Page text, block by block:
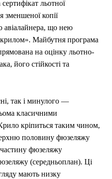
СВІТ ПОЛІТИКА
ТЕХНОЛОГІЇ
СВІТ ПОЛІТИКА
ТЕХНОЛОГІЇ
льотної
зменшеної копії
авіалайнера, що нею
крилом». Майбутня програма
на оцінку льотно-
його стійкості та
так і минулого —
класичними
кріпиться таким чином,
половину фюзеляжу
фюзеляжу
(середньоплан). Ці
мають низку